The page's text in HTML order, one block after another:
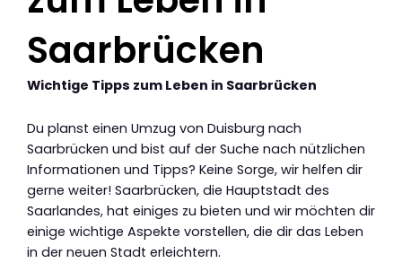
Saarbrücken
Wichtige Tipps zum Leben in Saarbrücken
Du planst einen Umzug von Duisburg nach
Saarbrücken und bist auf der Suche nach nützlichen
Informationen und Tipps? Keine Sorge, wir helfen dir
gerne weiter! Saarbrücken, die Hauptstadt des
Saarlandes, hat einiges zu bieten und wir möchten dir
einige wichtige Aspekte vorstellen, die dir das Leben
in der neuen Stadt erleichtern.